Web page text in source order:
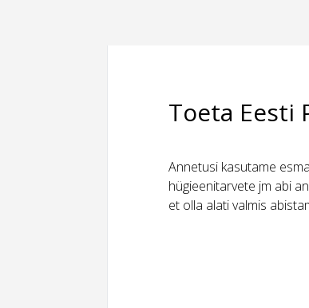
Toeta Eesti
Annetusi kasutame
hügieenitarvete jm abi
et olla alati valmis